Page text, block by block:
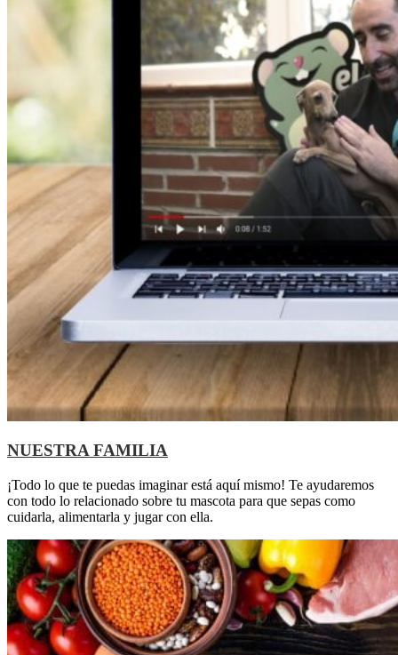
NUESTRA FAMILIA
¡Todo lo que te puedas imaginar está aquí mismo! Te ayudaremos
con todo lo relacionado sobre tu mascota para que sepas como
cuidarla, alimentarla y jugar con ella.